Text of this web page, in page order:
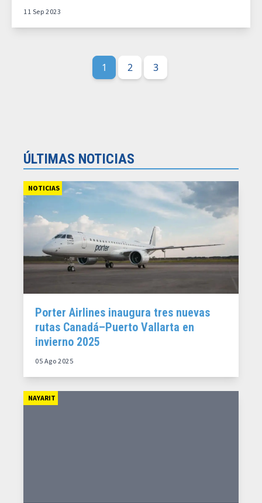
11 Sep 2023
1 2 3
ÚLTIMAS NOTICIAS
NOTICIAS
Porter Airlines inaugura tres nuevas
rutas Canadá–Puerto Vallarta en
invierno 2025
05 Ago 2025
NAYARIT